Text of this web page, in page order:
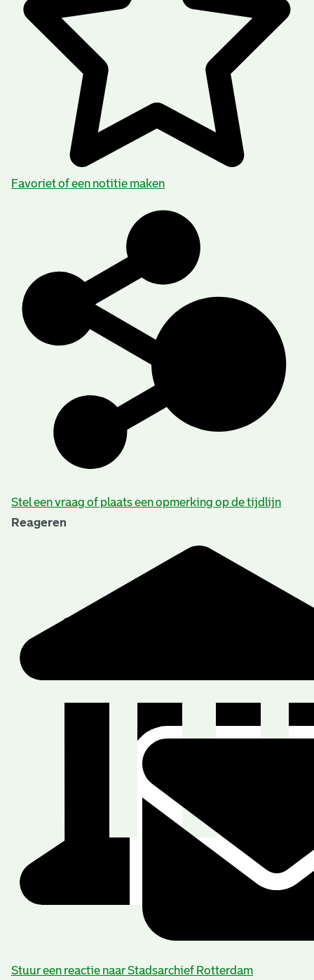
Favoriet of een notitie maken
Stel een vraag of plaats een opmerking op de tijdlijn
Reageren
Stuur een reactie naar Stadsarchief Rotterdam